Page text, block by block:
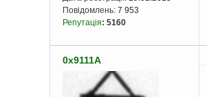
Повідомлень: 7 953
Репутація: 5160
0x9111A